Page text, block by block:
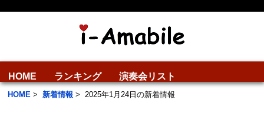
HOME ランキング 演奏会リスト
HOME > 新着情報 > 2025年1月24日の新着情報